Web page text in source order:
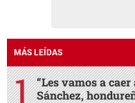
MÁS LEÍDAS
“Les vamos a
Sánchez,